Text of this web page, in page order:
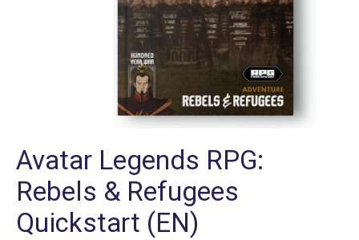
Avatar Legends RPG:
Rebels & Refugees
Quickstart (EN)